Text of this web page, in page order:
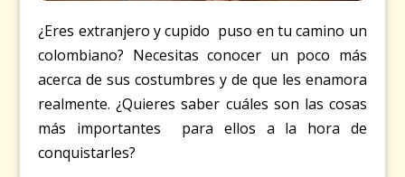
¿Eres extranjero y cupido puso en tu camino un
colombiano? Necesitas conocer un poco más
acerca de sus costumbres y de que les enamora
realmente. ¿Quieres saber cuáles son las cosas
más importantes para ellos a la hora de
conquistarles?